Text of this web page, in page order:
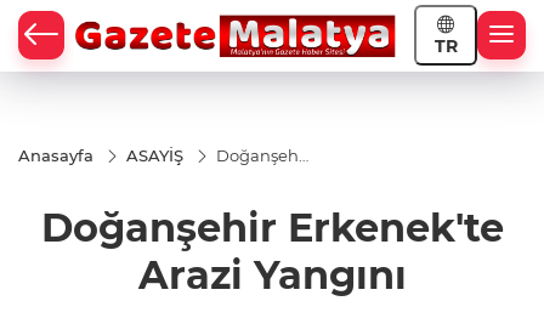
TR
Anasayfa ASAYİŞ
Doğanşehir
Yangını
Doğanşehir Erkenek'te
Arazi Yangını